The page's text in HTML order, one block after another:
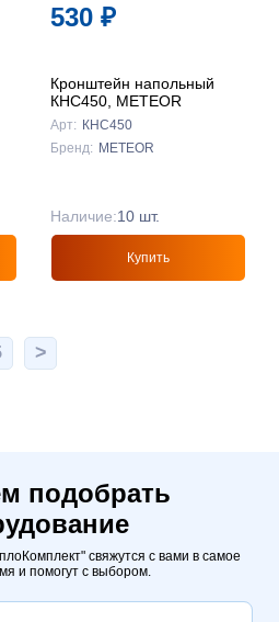
530 ₽
Кронштейн напольный
КНС450, METEOR
Арт: КНС450
Бренд: METEOR
Наличие:10 шт.
Купить
>
подобрать
свяжутся с вами в самое
и помогут с выбором.